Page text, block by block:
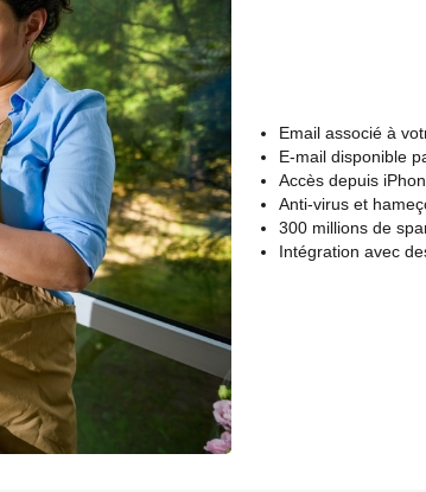
Email associé à
E-mail disponible
Accès depuis
Anti-virus et
300 millions de
Intégration avec